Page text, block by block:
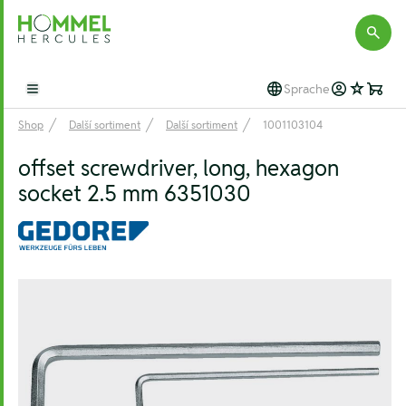
Hommel Hercules
Open main menu Sprache
Shop Další sortiment Další sortiment 1001103104
offset screwdriver, long, hexagon
socket 2.5 mm 6351030